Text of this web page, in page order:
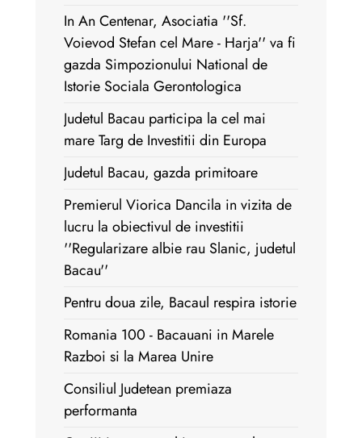
In An Centenar, Asociatia ''Sf.
Voievod Stefan cel Mare - Harja'' va fi
gazda Simpozionului National de
Istorie Sociala Gerontologica
Judetul Bacau participa la cel mai
mare Targ de Investitii din Europa
Judetul Bacau, gazda primitoare
Premierul Viorica Dancila in vizita de
lucru la obiectivul de investitii
''Regularizare albie rau Slanic, judetul
Bacau''
Pentru doua zile, Bacaul respira istorie
Romania 100 - Bacauani in Marele
Razboi si la Marea Unire
Consiliul Judetean premiaza
performanta